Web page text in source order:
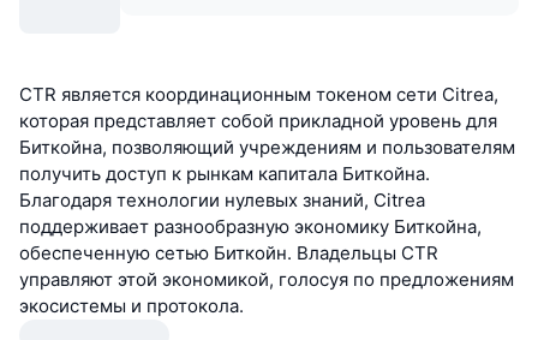
CTR является координационным токеном сети Citrea,
которая представляет собой прикладной уровень для
Биткойна, позволяющий учреждениям и пользователям
получить доступ к рынкам капитала Биткойна.
Благодаря технологии нулевых знаний, Citrea
поддерживает разнообразную экономику Биткойна,
обеспеченную сетью Биткойн. Владельцы CTR
управляют этой экономикой, голосуя по предложениям
экосистемы и протокола.